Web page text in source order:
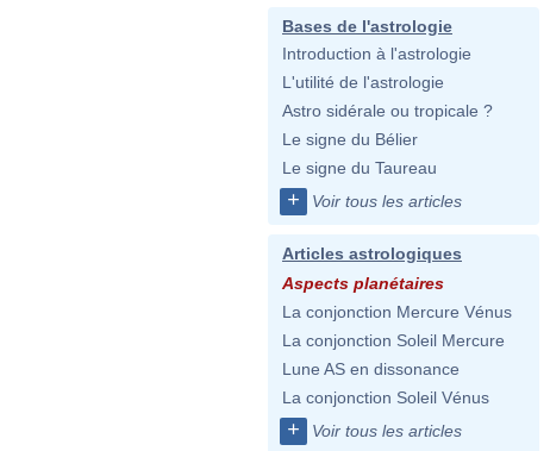
Bases de l'astrologie
Introduction à l'astrologie
L'utilité de l'astrologie
Astro sidérale ou tropicale ?
Le signe du Bélier
Le signe du Taureau
+ Voir tous les articles
Articles astrologiques
Aspects planétaires
La conjonction Mercure Vénus
La conjonction Soleil Mercure
Lune AS en dissonance
La conjonction Soleil Vénus
+ Voir tous les articles